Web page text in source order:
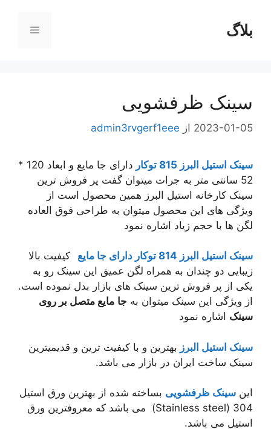
محتوابلاگ فهرست
سینک ظرفشویی
2023-01-05 از admin3rvgerf1eee
سینک استیل البرز 815 توکار
دارای جا مایع و ابعاد 120 *
52 سانتی متر به جرات میتوان گفت پر فروش ترین
سینک کارخانه استیل البرز همین محصول است از
ویژگی های این محصول میتوان به طراحی فوق العاده
لگن ها با حجم زیاد اشاره نمود
سینک استیل البرز 814 توکار دارای جا مایع
کیفیت بالا
زیبایی دو چندان به همراه لگن عمیق این سینک رو به
یکی از پر فروش ترین سینک های بازار بدل نموده است.
از ویژگی این سینک میتوان به جا مایع متصل بر روی
سینک اشاره نمود
سینک استیل البرز بهترین و با کیفیت ترین و قدیمیترین
سینک ساخت ایران در بازار می باشد.
این سینک ظرفشویی بساخته شده از بهترین ورق استیل
304 (Stainless steel) می باشد که معروفترین ورق
استیل می باشد.